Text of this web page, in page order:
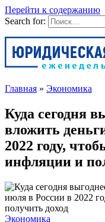
Перейти к содержанию
Search for:
Главная » Экономика
Куда сегодня
вложить
2022 году,
инфляции и
Экономика